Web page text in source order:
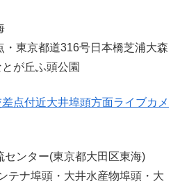
・東京都道316号日本橋芝浦大森
が丘ふ頭公園
点付近大井埠頭方面ライブカメ
センター(東京都大田区東海)
テナ埠頭・大井水産物埠頭・大